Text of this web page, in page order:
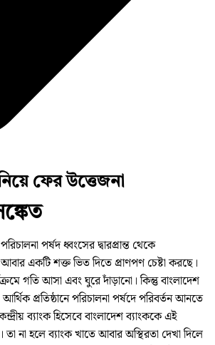
ফের উত্তেজনা
পর্ষদ ধ্বংসের দ্বারপ্রান্ত থেকে
আবার একটি শক্ত ভিত দিতে প্রাণপণ চেষ্টা করছে।
গতি আসা এবং ঘুরে দাঁড়ানো। কিন্তু বাংলাদেশ
প্রতিষ্ঠানে পরিচালনা পর্ষদে পরিবর্তন আনতে
ব্যাংক হিসেবে বাংলাদেশ ব্যাংককে এই
না হলে ব্যাংক খাতে আবার অস্থিরতা দেখা দিলে